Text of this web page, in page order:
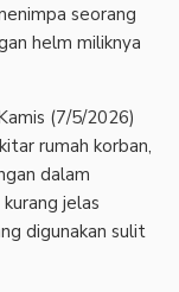
seorang
helm miliknya
(7/5/2026)
rumah korban,
dalam
jelas
digunakan sulit